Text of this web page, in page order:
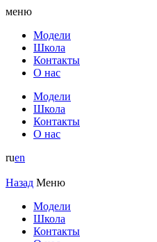
меню
Модели
Школа
Контакты
О нас
Модели
Школа
Контакты
О нас
ruen
Назад Меню
Модели
Школа
Контакты